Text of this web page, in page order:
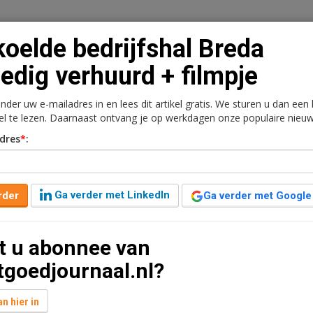
Vacaturebank Contact Abonnementen
volledig verhuurd +
jaar geleden aangepast 1 minuut leestijd
aan IABC 5325 in Breda, waarmee het totale
bedrijfshal Breda
verhuurd + filmpje
uw e-mailadres in en lees dit artikel gratis. We sturen u dan een
te lezen. Daarnaast ontvang je op werkdagen onze populaire
*:
Ga verder met LinkedIn Ga verder met Google
u abonnee van
hier in